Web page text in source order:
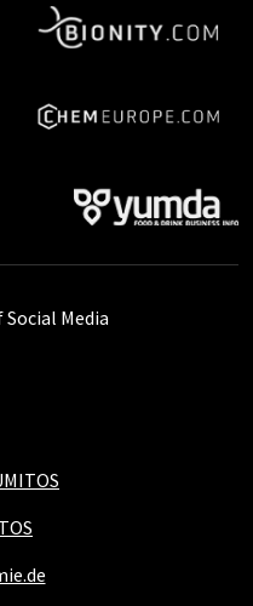
Social Media